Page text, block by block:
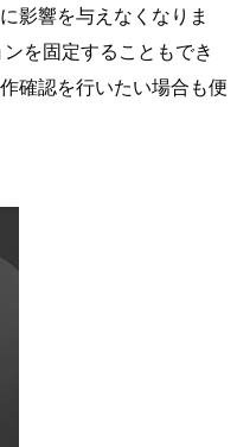
影響を与えなくなりま
を固定することもでき
確認を行いたい場合も便